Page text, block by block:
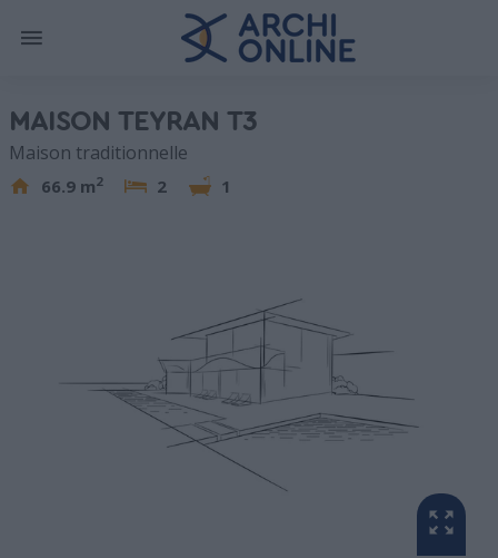
MAISON TEYRAN T3
Maison traditionnelle
66.9 m2 2 1